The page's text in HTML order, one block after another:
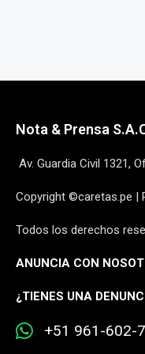
Nota & Prensa
Av. Guardia Civil 1321,
Copyright ©caretas.pe |
Todos los derechos
ANUNCIA CON
¿TIENES UNA
+51 961-602-